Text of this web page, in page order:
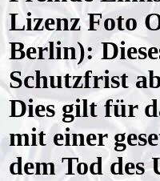
LizenzFoto
Berlin):
Schutzfrist
Dies gilt für
mit einer
dem Tod des